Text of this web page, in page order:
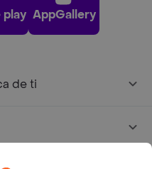
play AppGallery
de ti